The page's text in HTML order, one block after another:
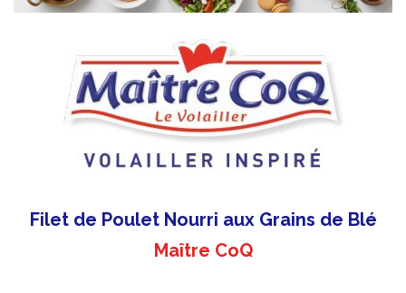
Filet de Poulet Nourri aux Grains de Blé
Maître CoQ